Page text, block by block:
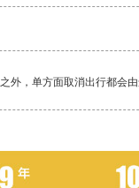
外，单方面取消出行都会